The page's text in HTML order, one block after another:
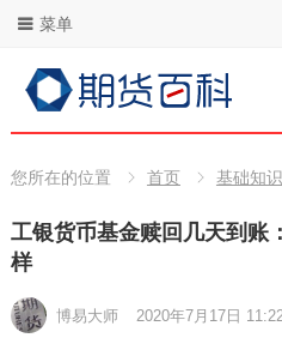
菜单
您所在的位置 首页 基础知识
工银货币基金赎回几天到账
样
博易大师 2020年7月17日